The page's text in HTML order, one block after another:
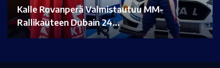
Kalle Rovanperä Valmistautuu MM-
Rallikauteen Dubain 24…